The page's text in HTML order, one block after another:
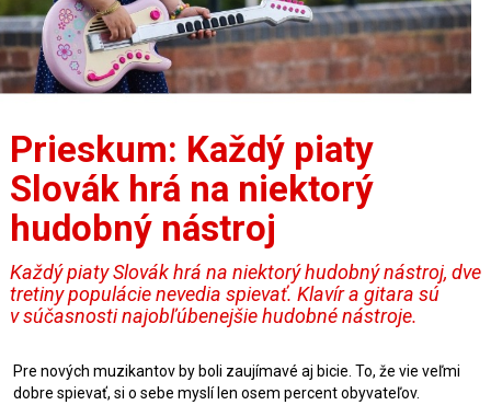
Prieskum: Každý piaty
Slovák hrá na niektorý
hudobný nástroj
Každý piaty Slovák hrá na niektorý hudobný nástroj, dve
tretiny populácie nevedia spievať. Klavír a gitara sú
v súčasnosti najobľúbenejšie hudobné nástroje.
Pre nových muzikantov by boli zaujímavé aj bicie. To, že vie veľmi
dobre spievať, si o sebe myslí len osem percent obyvateľov.